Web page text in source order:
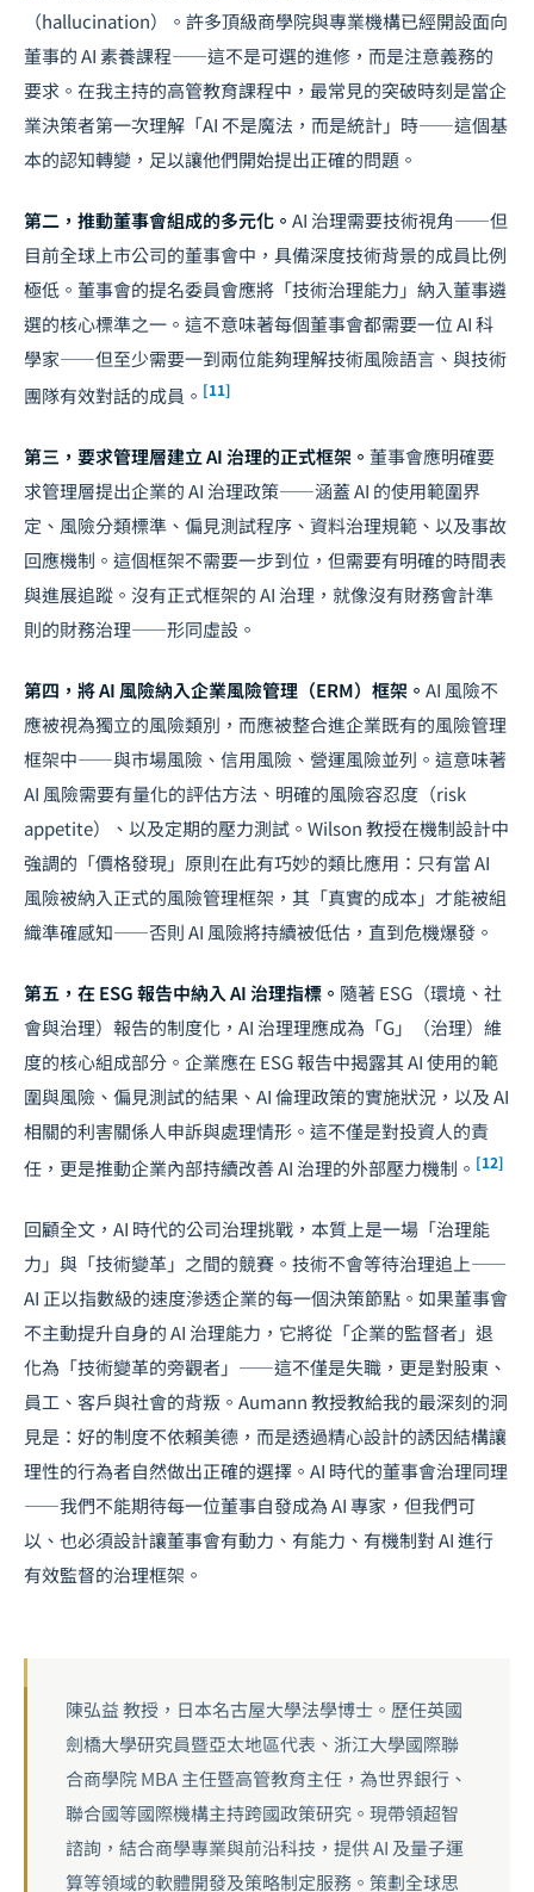
（hallucination）。許多頂級商學院與專業機構已經開設面向
董事的 AI 素養課程——這不是可選的進修，而是注意義務的
要求。在我主持的高管教育課程中，最常見的突破時刻是當企
業決策者第一次理解「AI 不是魔法，而是統計」時——這個基
本的認知轉變，足以讓他們開始提出正確的問題。
第二，推動董事會組成的多元化。 AI 治理需要技術視角——但
目前全球上市公司的董事會中，具備深度技術背景的成員比例
極低。董事會的提名委員會應將「技術治理能力」納入董事遴
選的核心標準之一。這不意味著每個董事會都需要一位 AI 科
學家——但至少需要一到兩位能夠理解技術風險語言、與技術
團隊有效對話的成員。 [11]
第三，要求管理層建立 AI 治理的正式框架。 董事會應明確要
求管理層提出企業的 AI 治理政策——涵蓋 AI 的使用範圍界
定、風險分類標準、偏見測試程序、資料治理規範、以及事故
回應機制。這個框架不需要一步到位，但需要有明確的時間表
與進展追蹤。沒有正式框架的 AI 治理，就像沒有財務會計準
則的財務治理——形同虛設。
第四，將 AI 風險納入企業風險管理（ERM）框架。 AI 風險不
應被視為獨立的風險類別，而應被整合進企業既有的風險管理
框架中——與市場風險、信用風險、營運風險並列。這意味著
AI 風險需要有量化的評估方法、明確的風險容忍度（risk
appetite）、以及定期的壓力測試。Wilson 教授在機制設計中
強調的「價格發現」原則在此有巧妙的類比應用：只有當 AI
風險被納入正式的風險管理框架，其「真實的成本」才能被組
織準確感知——否則 AI 風險將持續被低估，直到危機爆發。
第五，在ESG報告中納入 AI 治理指標。 隨著 ESG（環境、社
會與治理）報告的制度化，AI 治理理應成為「G」（治理）維
度的核心組成部分。企業應在 ESG 報告中揭露其 AI 使用的範
圍與風險、偏見測試的結果、AI 倫理政策的實施狀況，以及 AI
相關的利害關係人申訴與處理情形。這不僅是對投資人的責
任，更是推動企業內部持續改善 AI 治理的外部壓力機制。 [12]
回顧全文，AI 時代的公司治理挑戰，本質上是一場「治理能
力」與「技術變革」之間的競賽。技術不會等待治理追上——
AI 正以指數級的速度滲透企業的每一個決策節點。如果董事會
不主動提升自身的 AI 治理能力，它將從「企業的監督者」退
化為「技術變革的旁觀者」——這不僅是失職，更是對股東、
員工、客戶與社會的背叛。Aumann 教授教給我的最深刻的洞
見是：好的制度不依賴美德，而是透過精心設計的誘因結構讓
理性的行為者自然做出正確的選擇。AI 時代的董事會治理同理
——我們不能期待每一位董事自發成為 AI 專家，但我們可
以、也必須設計讓董事會有動力、有能力、有機制對 AI 進行
有效監督的治理框架。
陳弘益 教授，日本名古屋大學法學博士。歷任英國
劍橋大學研究員暨亞太地區代表、浙江大學國際聯
合商學院 MBA 主任暨高管教育主任，為世界銀行、
聯合國等國際機構主持跨國政策研究。現帶領超智
諮詢，結合商學專業與前沿科技，提供 AI 及量子運
算等領域的軟體開發及策略制定服務。策劃全球思